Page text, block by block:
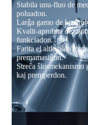
Stabila unu-fluo de
poluadon.
Larĝa gamo de
Kvalit-aprobita
funkciadon.
Farita el altkvalita
premamasiĝon.
Streĉa
kaj premperdon.